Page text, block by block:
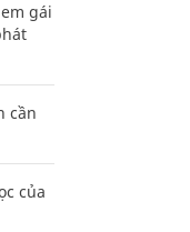
gái
cần
của